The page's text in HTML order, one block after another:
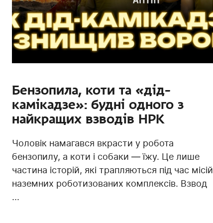
Бензопила, коти та «дід-
камікадзе»: будні одного з
найкращих взводів НРК
Чоловік намагався вкрасти у робота
бензопилу, а коти і собаки — їжу. Це лише
частина історій, які трапляються під час місій
наземних роботизованих комплексів. Взвод
...